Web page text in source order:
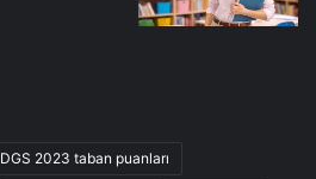
DGS 2023 taban puanları